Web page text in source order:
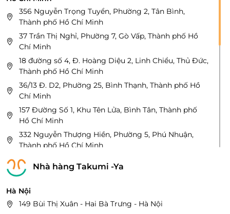
Số 104 Thanh Nhàn, phường Thanh Nhàn, Hai Bà
Trưng, Hà Nôi
Số 83 tổ 4 Thị trấn Đông Anh,Đông Anh, Hà Nội
Số 182, đường 5/1, Quán Toàn, Hồng Bàng, Hải
Phòng
Nam Định
48 hàng cấp, phường Nguyễn Du, tp. Nam Định, tỉnh
Nam Định
Đà Nẵng
Quảng Nam
175 Hùng Vương, TP Tam Kỳ Quảng Nam
356 Nguyễn Trọng Tuyển, Phường 2, Tân Bình,
Thành phố Hồ Chí Minh
37 Trần Thị Nghỉ, Phường 7, Gò Vấp, Thành phố Hồ
Chí Minh
18 đường số 4, Đ. Hoàng Diệu 2, Linh Chiểu, Thủ Đức,
Thành phố Hồ Chí Minh
36/13 Đ. D2, Phường 25, Bình Thạnh, Thành phố Hồ
Chí Minh
157 Đường Số 1, Khu Tên Lửa, Bình Tân, Thành phố
Hồ Chí Minh
332 Nguyễn Thượng Hiền, Phường 5, Phú Nhuận,
Thành phố Hồ Chí Minh
639B Đ. Âu Cơ, Phú Trung, Tân Phú, Thành phố Hồ
Chí Minh
phố Hồ Chí Minh
40 Hồ Thị Tư, Hiệp Phú, Quận 9, Thành phố Hồ Chí
Nhà hàng Takumi -Ya
Hà Nội
149 Bùi Thị Xuân - Hai Bà Trưng - Hà Nội